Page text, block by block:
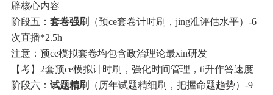
辟核心内容
阶段五： 套卷强刷
（预ce套卷计时刷，jing准评估水平）-6
次直播*2.5h
注意：预ce模拟套卷均包含政治理论最xin研发
【考】2套预ce模拟计时刷，强化时间管理，ti升作答速度
阶段六： 试题精刷
（历年试题精细刷，把握命题趋势）-9